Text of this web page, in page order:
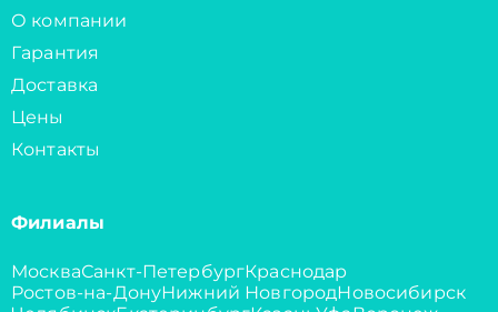
О компании
Гарантия
Доставка
Цены
Контакты
Филиалы
МоскваСанкт-ПетербургКраснодар
Ростов-на-ДонуНижний НовгородНовосибирск